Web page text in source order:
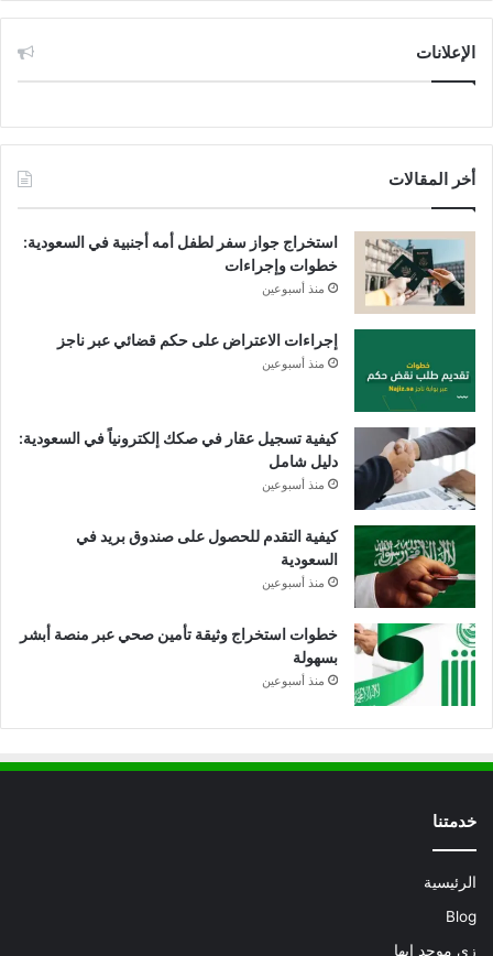
الإعلانات
أخر المقالات
استخراج جواز سفر لطفل أمه أجنبية في السعودية:
خطوات وإجراءات
منذ أسبوعين
إجراءات الاعتراض على حكم قضائي عبر ناجز
منذ أسبوعين
كيفية تسجيل عقار في صكك إلكترونياً في السعودية:
دليل شامل
منذ أسبوعين
كيفية التقدم للحصول على صندوق بريد في
السعودية
منذ أسبوعين
خطوات استخراج وثيقة تأمين صحي عبر منصة أبشر
بسهولة
منذ أسبوعين
خدمتنا
الرئيسية
Blog
زي موحد ابها